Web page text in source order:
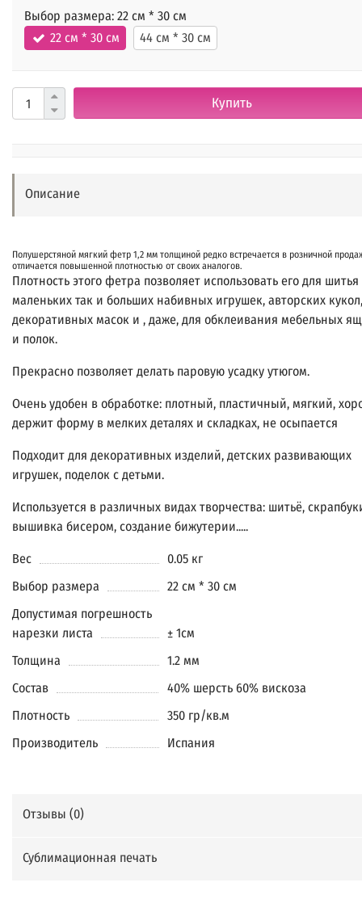
Выбор размера: 22 см * 30 см
22 см * 30 см
44 см * 30 см
Купить
Описание
Полушерстяной мягкий фетр 1,2 мм толщиной редко встречается в розничной
отличается повышенной плотностью от своих аналогов.
Плотность этого фетра позволяет использовать его для шитья
маленьких так и больших набивных игрушек, авторских кукол,
декоративных масок и , даже, для обклеивания мебельных
и полок.
Прекрасно позволяет делать паровую усадку утюгом.
Очень удобен в обработке: плотный, пластичный, мягкий,
держит форму в мелких деталях и складках, не осыпается
Подходит для декоративных изделий, детских развивающих
игрушек, поделок с детьми.
Используется в различных видах творчества: шитьё,
вышивка бисером, создание бижутерии.....
Вес
0.05 кг
Выбор размера
22 см * 30 см
Допустимая погрешность
нарезки листа
± 1см
Толщина
1.2 мм
Состав
40% шерсть 60% вискоза
Плотность
350 гр/кв.м
Производитель
Испания
Отзывы (0)
Сублимационная печать